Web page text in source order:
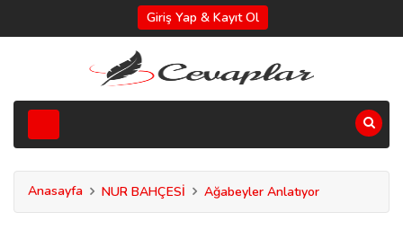
Giriş Yap & Kayıt Ol
Anasayfa NUR BAHÇESİ Ağabeyler Anlatıyor